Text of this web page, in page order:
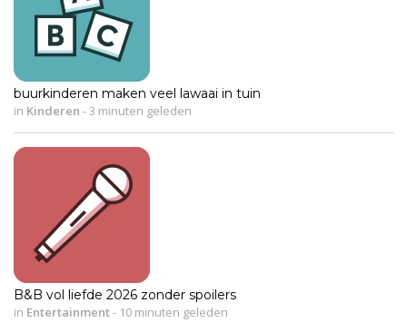
buurkinderen maken veel lawaai in tuin
in Kinderen - 3 minuten geleden
B&B vol liefde 2026 zonder spoilers
in Entertainment- 10 minuten geleden